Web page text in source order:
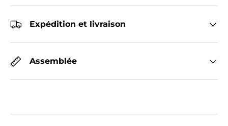
Expédition et livraison
Assemblée